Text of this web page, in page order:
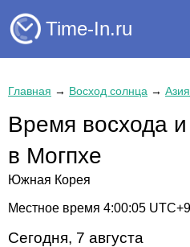
Time-In.ru
Главная → Восход солнца → Азия
Время восхода
в Могпхе
Южная Корея
Местное время 4:00:05 UTC+9
Сегодня, 7 августа